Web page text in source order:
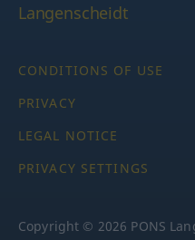
Langenscheidt
CONDITIONS OF USE
PRIVACY
LEGAL NOTICE
PRIVACY SETTINGS
Copyright © 2026 PONS